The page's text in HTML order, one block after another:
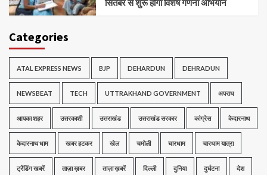
सितंबर से शुरू होगा विशेष गणना अभियान
Categories
ATAL EXPRESS NEWS BJP DEHARDUN DEHRADUN
NEWSBEAT TECH UTTRAKHAND GOVERNMENT अपराध
आपका शहर उत्तरकाशी उत्तराखंड उत्तराखंड सरकार कांग्रेस केदारनाथ
केदारनाथ धाम खबर हटकर खेल चमोली चारधाम चारधाम यात्रा
ट्रेंडिंग खबरें ताज़ा ख़बर ताज़ा ख़बरें दिल्ली दुनिया दुर्घटना देश